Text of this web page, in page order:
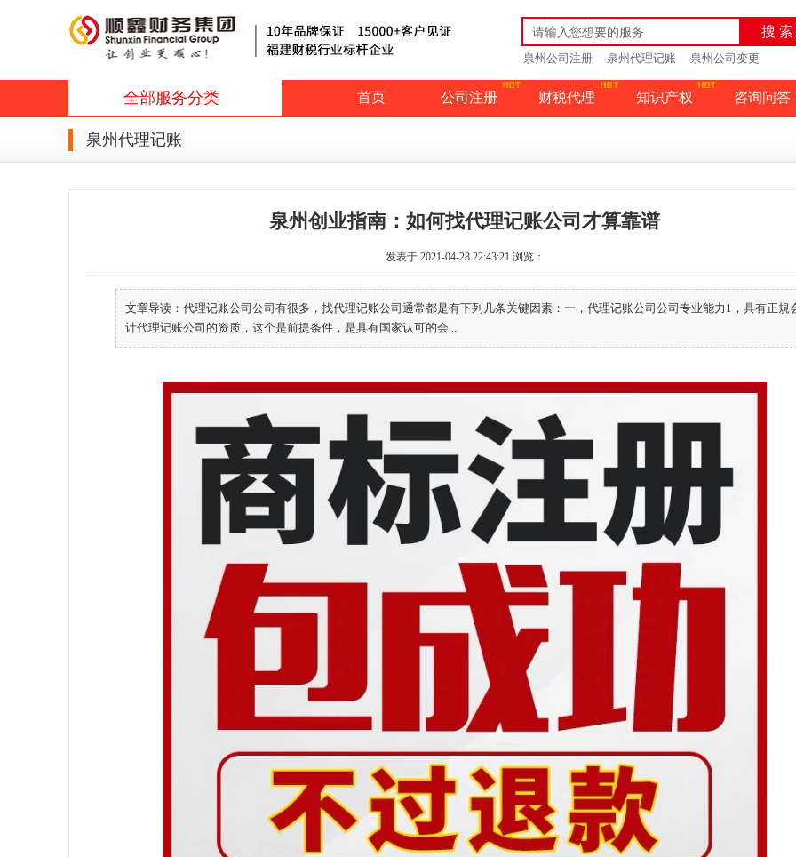
搜 索
泉州公司注册 泉州代理记账 泉州公司变更
全部服务分类 首页 公司注册 财税代理 知识产权 咨询问答
泉州代理记账
泉州创业指南：如何找代理记账公司才算靠谱
发表于 2021-04-28 22:43:21 浏览：
文章导读：代理记账公司公司有很多，找代理记账公司通常都是有下列几条关键因素：一，代理记账公司公司专业能力1，具有正規
计代理记账公司的资质，这个是前提条件，是具有国家认可的会...